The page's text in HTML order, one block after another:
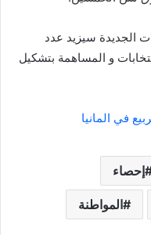
الجديدة سيزيد عدد
و المساهمة بتشكيل
في المانيا
إحصاء
المواطنة